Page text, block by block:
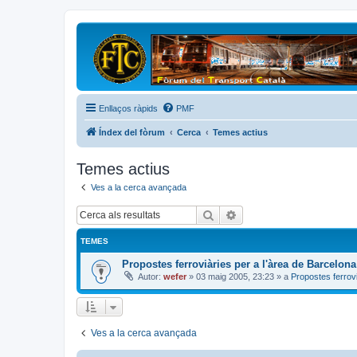
Enllaços ràpids PMF
Índex del fòrum Cerca Temes actius
Temes actius
Ves a la cerca avançada
Cerca
TEMES
Propostes ferroviàries per a l'àrea de Barcelona
Autor: wefer » 03 maig 2005, 23:23 » a Propostes
Ves a la cerca avançada